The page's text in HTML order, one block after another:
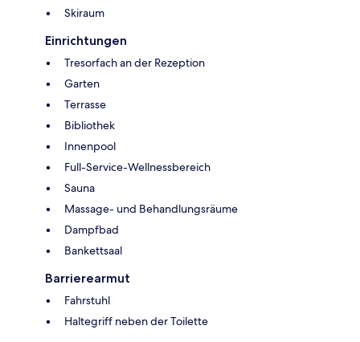
Skiraum
Einrichtungen
Tresorfach an der Rezeption
Garten
Terrasse
Bibliothek
Innenpool
Full-Service-Wellnessbereich
Sauna
Massage- und Behandlungsräume
Dampfbad
Bankettsaal
Barrierearmut
Fahrstuhl
Haltegriff neben der Toilette